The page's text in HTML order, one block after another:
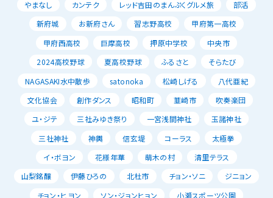
やまなし
カンテク レッド吉田のまんぷくグルメ旅
部活
新府城
お新府さん 習志野高校
甲府第一高校
甲府西高校
巨摩高校 押原中学校
中央市
2024高校野球
夏高校野球 ふるさと
そらたび
NAGASAKI水中散歩
satonoka 松崎しげる
八代亜紀
文化協会
創作ダンス 昭和町 韮崎市
吹奏楽団
ユ・ジテ
三社みゆき祭り 一宮浅間神社
玉諸神社
三社神社
神輿 信玄堤 コーラス
太極拳
イ・ボヨン
花様年華 萌木の村
清里テラス
山梨銘醸
伊藤ひろの 北杜市 チョン・ソニ
ジニョン
チョン・ヒヨン
ソン・ジョンヒョン 小瀬スポーツ公園